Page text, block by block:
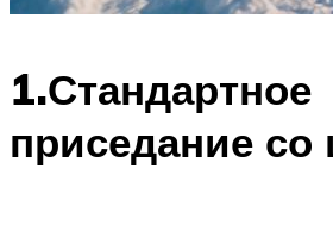
1.Стандартное
приседание со